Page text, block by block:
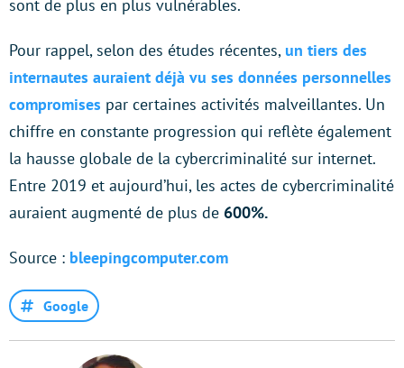
sont de plus en plus vulnérables.
Pour rappel, selon des études récentes, un tiers des
internautes auraient déjà vu ses données personnelles
compromises par certaines activités malveillantes. Un
chiffre en constante progression qui reflète également
la hausse globale de la cybercriminalité sur internet.
Entre 2019 et aujourd’hui, les actes de cybercriminalité
auraient augmenté de plus de 600%.
Source : bleepingcomputer.com
Google